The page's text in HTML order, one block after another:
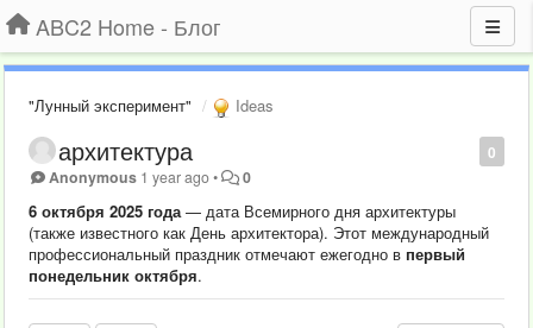
ABC2 Home - Блог
"Лунный эксперимент" Ideas
0
архитектура
Anonymous 1 year ago• 0
6 октября 2025 года — дата Всемирного дня архитектуры
(также известного как День архитектора). Этот международный
профессиональный праздник отмечают ежегодно в первый
понедельник октября.